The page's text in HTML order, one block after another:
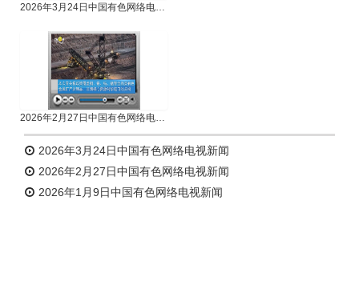
2026年3月24日中国有色网络电视新闻
2026年2月27日中国有色网络电视新闻
2026年3月24日中国有色网络电视新闻
2026年2月27日中国有色网络电视新闻
2026年1月9日中国有色网络电视新闻